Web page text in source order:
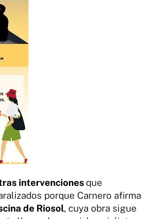
intervenciones que
porque Carnero afirma
de Riosol, cuya obra sigue